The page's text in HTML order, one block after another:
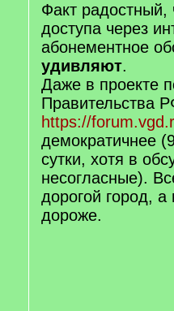
Факт радостный,
доступа через
абонементное
удивляют.
Даже в проекте
Правительства
https://
демократичнее
сутки, хотя в
несогласные).
дорогой город,
дороже.